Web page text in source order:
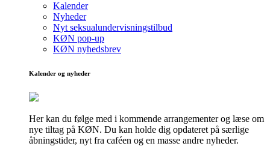
Kalender
Nyheder
Nyt seksualundervisningstilbud
KØN pop-up
KØN nyhedsbrev
Kalender og nyheder
Her kan du følge med i kommende arrangementer og læse om
nye tiltag på KØN. Du kan holde dig opdateret på særlige
åbningstider, nyt fra caféen og en masse andre nyheder.